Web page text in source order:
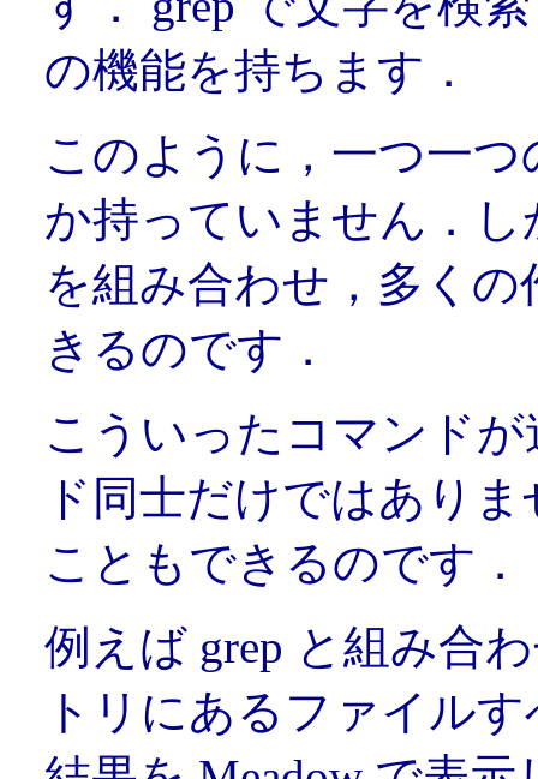
の機能を持ちます．
このように，一つ一
か持っていません．
を組み合わせ，多く
きるのです．
こういったコマンド
ド同士だけではあり
こともできるのです．
例えば grep と組み合
トリにあるファイル